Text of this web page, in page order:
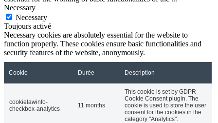
Necessary
Necessary
Toujours activé
Necessary cookies are absolutely essential for the website to
function properly. These cookies ensure basic functionalities and
security features of the website, anonymously.
Cookie Durée Description
cookielawinfo-
checkbox-analytics
11 months
This cookie is set by GDPR
Cookie Consent plugin. The
cookie is used to store the user
consent for the cookies in the
category "Analytics".